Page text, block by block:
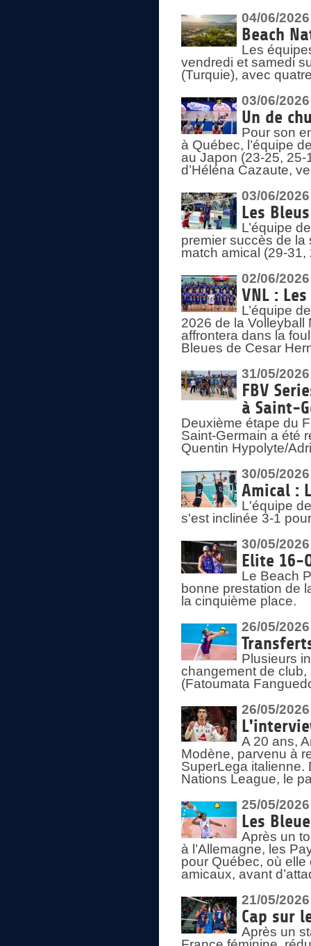
04/06/2026
Beach
Les
vendredi et samedi
(Turquie), avec
03/06/2026
Un de
Pour son
à Québec, l’équipe
au Japon (23-25,
d’Héléna Cazaute,
03/06/2026
Les
L’équipe
premier succès de la
match amical (29-
02/06/2026
VNL :
L’équipe
2026 de la
affrontera dans la
Bleues de Cesar
31/05/2026
FBV
à Saint-
Deuxième étape du
Saint-Germain a été
Quentin Hypolyte/
30/05/2026
Amical :
L'équipe
s'est inclinée 3-1
30/05/2026
Elite 16-
Le Beach
bonne prestation de
la cinquième place.
26/05/2026
Plusieurs
changement de
(Fatoumata
26/05/2026
A 20 ans,
Modène, parvenu à
SuperLega italienne.
Nations League, le
25/05/2026
Les
Après un
à l’Allemagne, les
pour Québec, où
amicaux, avant
21/05/2026
Cap sur
Après un